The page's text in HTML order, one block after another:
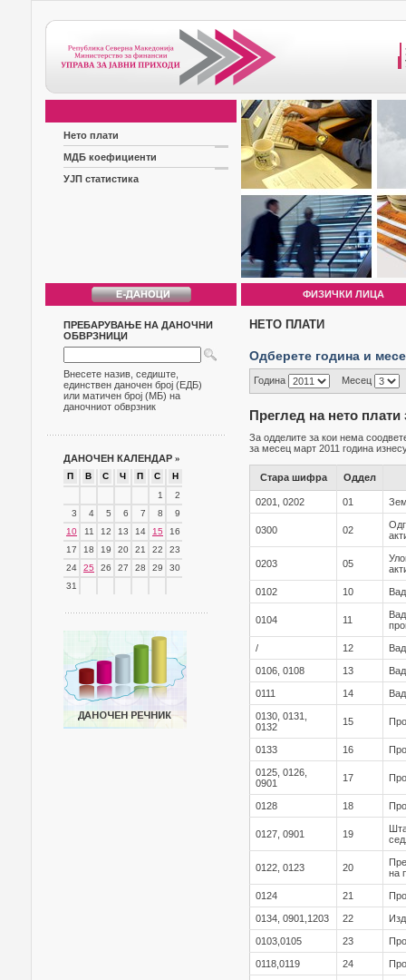
Нето плати
МДБ коефициенти
УЈП статистика
ФИЗИЧКИ ЛИЦА
ПРЕБАРУВАЊЕ НА ДАНОЧНИ
ОБВРЗНИЦИ
Внесете назив, седиште,
единствен даночен број (ЕДБ)
или матичен број (МБ) на
даночниот обврзник
ДАНОЧЕН КАЛЕНДАР »
П В С Ч П С
Н
1
2
3
4 5 6 7 8
9
10
11 12 13 14 15
16
17
18 19 20 21 22
23
24
25 26 27 28 29
30
31
НЕТО ПЛАТИ
Одберете година и
Година Месец
Преглед на нето плати
За одделите за кои нема
за месец март 2011 година
Стара шифра Оддел
0201, 0202 01
0300 02
0203 05
0102 10
0104 11
/ 12
0106, 0108 13
0111 14
0130, 0131,
0132
15
0133 16
0125, 0126,
0901
17
0128 18
0127, 0901 19
0122, 0123 20
на
0124 21
0134, 0901,1203 22
0103,0105 23
0118,0119 24